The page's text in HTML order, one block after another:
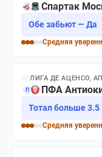
Спартак
Обе забьют — Да
Средняя
ЛИГА ДЕ АЦЕНСО,
П ПФА
Тотал больше 3.5
Средняя